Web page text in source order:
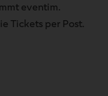
eventim.
Tickets per Post.